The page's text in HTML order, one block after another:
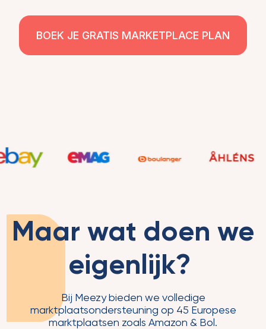
BOEK JE GRATIS MARKETPLACE PLAN
Maar wat doen we
eigenlijk?
Bij Meezy bieden we volledige
marktplaatsondersteuning op 45 Europese
marktplaatsen zoals Amazon & Bol.